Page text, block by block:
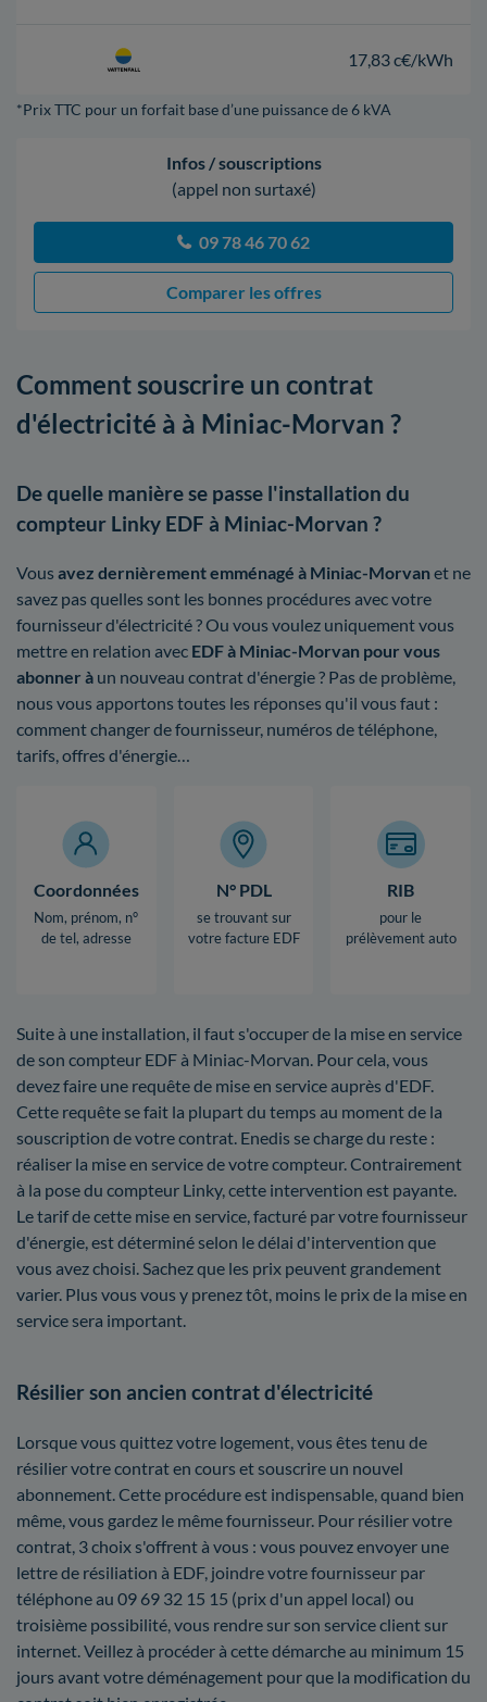
17,83 c€/kWh
*Prix TTC pour un forfait base d’une puissance de 6 kVA
Infos / souscriptions
(appel non surtaxé)
09 78 46 70 62
Comparer les offres
Comment souscrire un contrat
d'électricité à à Miniac-Morvan ?
De quelle manière se passe l'installation du
compteur Linky EDF à Miniac-Morvan ?
Vous avez dernièrement emménagé à Miniac-Morvan et ne
savez pas quelles sont les bonnes procédures avec votre
fournisseur d'électricité ? Ou vous voulez uniquement vous
mettre en relation avec EDF à Miniac-Morvan pour vous
abonner à un nouveau contrat d'énergie ? Pas de problème,
nous vous apportons toutes les réponses qu'il vous faut :
comment changer de fournisseur, numéros de téléphone,
tarifs, offres d'énergie…
Coordonnées
Nom, prénom, n°
de tel, adresse
N° PDL
se trouvant sur
votre facture EDF
RIB
pour le
prélèvement auto
Suite à une installation, il faut s'occuper de la mise en service
de son compteur EDF à Miniac-Morvan. Pour cela, vous
devez faire une requête de mise en service auprès d'EDF.
Cette requête se fait la plupart du temps au moment de la
souscription de votre contrat. Enedis se charge du reste :
réaliser la mise en service de votre compteur. Contrairement
à la pose du compteur Linky, cette intervention est payante.
Le tarif de cette mise en service, facturé par votre fournisseur
d'énergie, est déterminé selon le délai d'intervention que
vous avez choisi. Sachez que les prix peuvent grandement
varier. Plus vous vous y prenez tôt, moins le prix de la mise en
service sera important.
Résilier son ancien contrat d'électricité
Lorsque vous quittez votre logement, vous êtes tenu de
résilier votre contrat en cours et souscrire un nouvel
abonnement. Cette procédure est indispensable, quand bien
même, vous gardez le même fournisseur. Pour résilier votre
contrat, 3 choix s'offrent à vous : vous pouvez envoyer une
lettre de résiliation à EDF, joindre votre fournisseur par
téléphone au 09 69 32 15 15 (prix d'un appel local) ou
troisième possibilité, vous rendre sur son service client sur
internet. Veillez à procéder à cette démarche au minimum 15
jours avant votre déménagement pour que la modification du